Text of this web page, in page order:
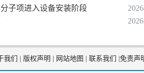
子项进入设备安装阶段
我们 版权声明 网站地图 联系我们 免责声